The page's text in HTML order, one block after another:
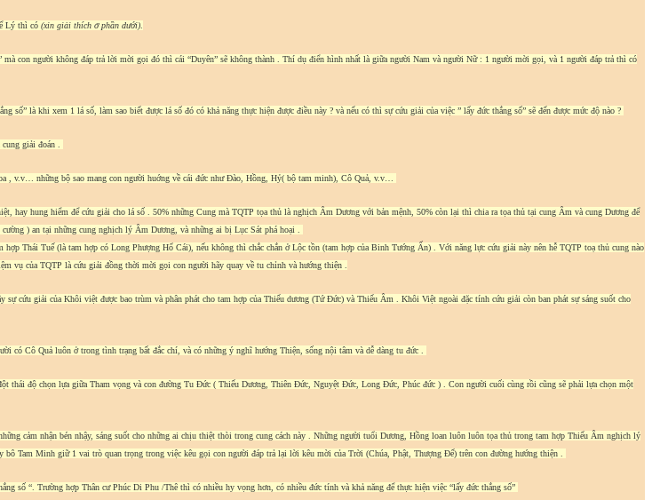
Lý thì có (xin giải thích ở phần dưới)
con người không đáp trả lời mời gọi đó thì cái “Duyên” sẽ không thành . Thí dụ điển hình nhất là giữa người Nam và người Nữ : 1 người mời gọi, và 1 người đáp trả thì có
là khi xem 1 lá số, làm sao biết được lá số đó có khả năng thực hiện được điều này ? và nếu có thì sự cứu giải của việc ” lấy đức thắng số” sẽ đến được mức độ nào ?
giải đoán .
, v.v… những bộ sao mang con người huớng về cái đức như Đào, Hồng, Hỷ( bộ tam minh), Cô Quả, v.v…
hung hiểm để cứu giải cho lá số . 50% những Cung mà TQTP tọa thủ là nghịch Âm Dương với bản mệnh, 50% còn lại thì chia ra tọa thủ tại cung Âm và cung Dương để
) an tại những cung nghịch lý Âm Dương, và những ai bị Lục Sát phá hoại .
Tuế (là tam hợp có Long Phượng Hổ Cái), nếu không thì chắc chắn ở Lộc tồn (tam hợp của Binh Tướng Ấn) . Với năng lực cứu giải này nên hễ TQTP toạ thủ cung nào
vụ của TQTP là cứu giải đồng thời mời gọi con người hãy quay về tu chỉnh và hướng thiện .
giải của Khôi việt được bao trùm và phân phát cho tam hợp của Thiếu dương (Tứ Đức) và Thiếu Âm . Khôi Việt ngoài đặc tính cứu giải còn ban phát sự sáng suốt cho
Cô Quả luôn ở trong tình trạng bất đắc chí, và có những ý nghĩ hướng Thiện, sống nội tâm và dễ dàng tu đức .
độ chọn lựa giữa Tham vọng và con đường Tu Đức ( Thiếu Dương, Thiên Đức, Nguyệt Đức, Long Đức, Phúc đức ) . Con người cuối cùng rồi cũng sẽ phải lựa chọn một
cảm nhận bén nhậy, sáng suốt cho những ai chịu thiệt thòi trong cung cách này . Những người tuổi Dương, Hồng loan luôn luôn tọa thủ trong tam hợp Thiếu Âm nghịch lý
Minh giữ 1 vai trò quan trọng trong việc kêu gọi con người đáp trả lại lời kêu mời của Trời (Chúa, Phật, Thượng Đế) trên con đường hướng thiện .
“. Trường hợp Thân cư Phúc Di Phu /Thê thì có nhiều hy vọng hơn, có nhiều đức tính và khả năng để thực hiện việc “lấy đức thắng số”